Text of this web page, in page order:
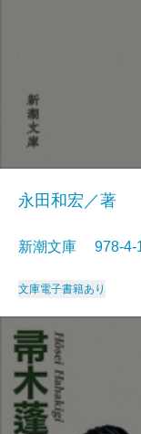
永田和宏／著
新潮文庫 978-
文庫電子書籍あり